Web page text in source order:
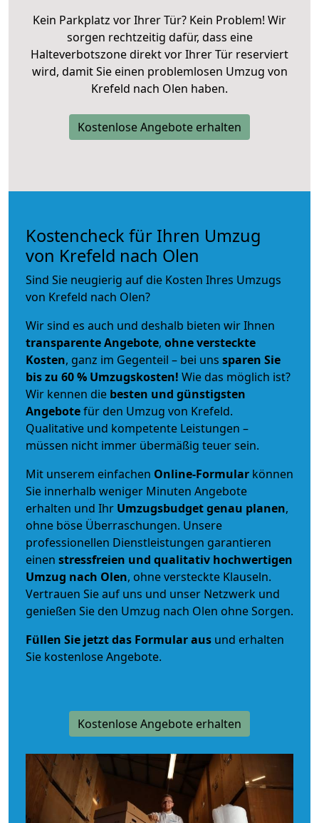
Kein Parkplatz vor Ihrer Tür? Kein Problem! Wir
sorgen rechtzeitig dafür, dass eine
Halteverbotszone direkt vor Ihrer Tür reserviert
wird, damit Sie einen problemlosen Umzug von
Krefeld nach Olen haben.
Kostenlose Angebote erhalten
Kostencheck für Ihren Umzug
von Krefeld nach Olen
Sind Sie neugierig auf die Kosten Ihres Umzugs
von Krefeld nach Olen?
Wir sind es auch und deshalb bieten wir Ihnen
transparente Angebote, ohne versteckte
Kosten, ganz im Gegenteil – bei uns sparen Sie
bis zu 60 % Umzugskosten! Wie das möglich ist?
Wir kennen die besten und günstigsten
Angebotefür den Umzug von Krefeld.
Qualitative und kompetente Leistungen –
müssen nicht immer übermäßig teuer sein.
Mit unserem einfachen Online-Formular können
Sie innerhalb weniger Minuten Angebote
erhalten und Ihr Umzugsbudgetgenau planen,
ohne böse Überraschungen. Unsere
professionellen Dienstleistungen garantieren
einen stressfreien und qualitativ hochwertigen
Umzug nach Olen, ohne versteckte Klauseln.
Vertrauen Sie auf uns und unser Netzwerk und
genießen Sie den Umzug nach Olen ohne Sorgen.
Füllen Sie jetzt das Formular aus und erhalten
Sie kostenlose Angebote.
Kostenlose Angebote erhalten